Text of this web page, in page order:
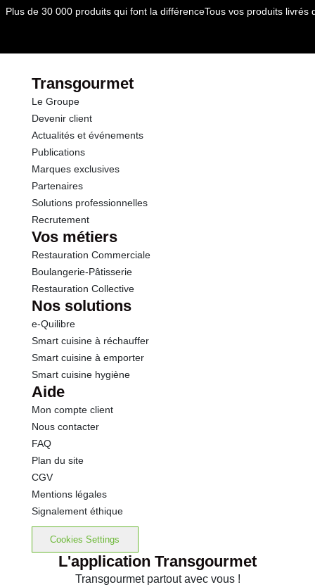
Plus de 30 000 produits qui font la différenceTous vos produits livrés
Transgourmet
Le Groupe
Devenir client
Actualités et événements
Publications
Marques exclusives
Partenaires
Solutions professionnelles
Recrutement
Vos métiers
Restauration Commerciale
Boulangerie-Pâtisserie
Restauration Collective
Nos solutions
e-Quilibre
Smart cuisine à réchauffer
Smart cuisine à emporter
Smart cuisine hygiène
Aide
Mon compte client
Nous contacter
FAQ
Plan du site
CGV
Mentions légales
Signalement éthique
Cookies Settings
L'application Transgourmet
Transgourmet partout avec vous !